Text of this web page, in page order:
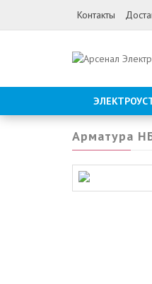
Контакты
Арматура